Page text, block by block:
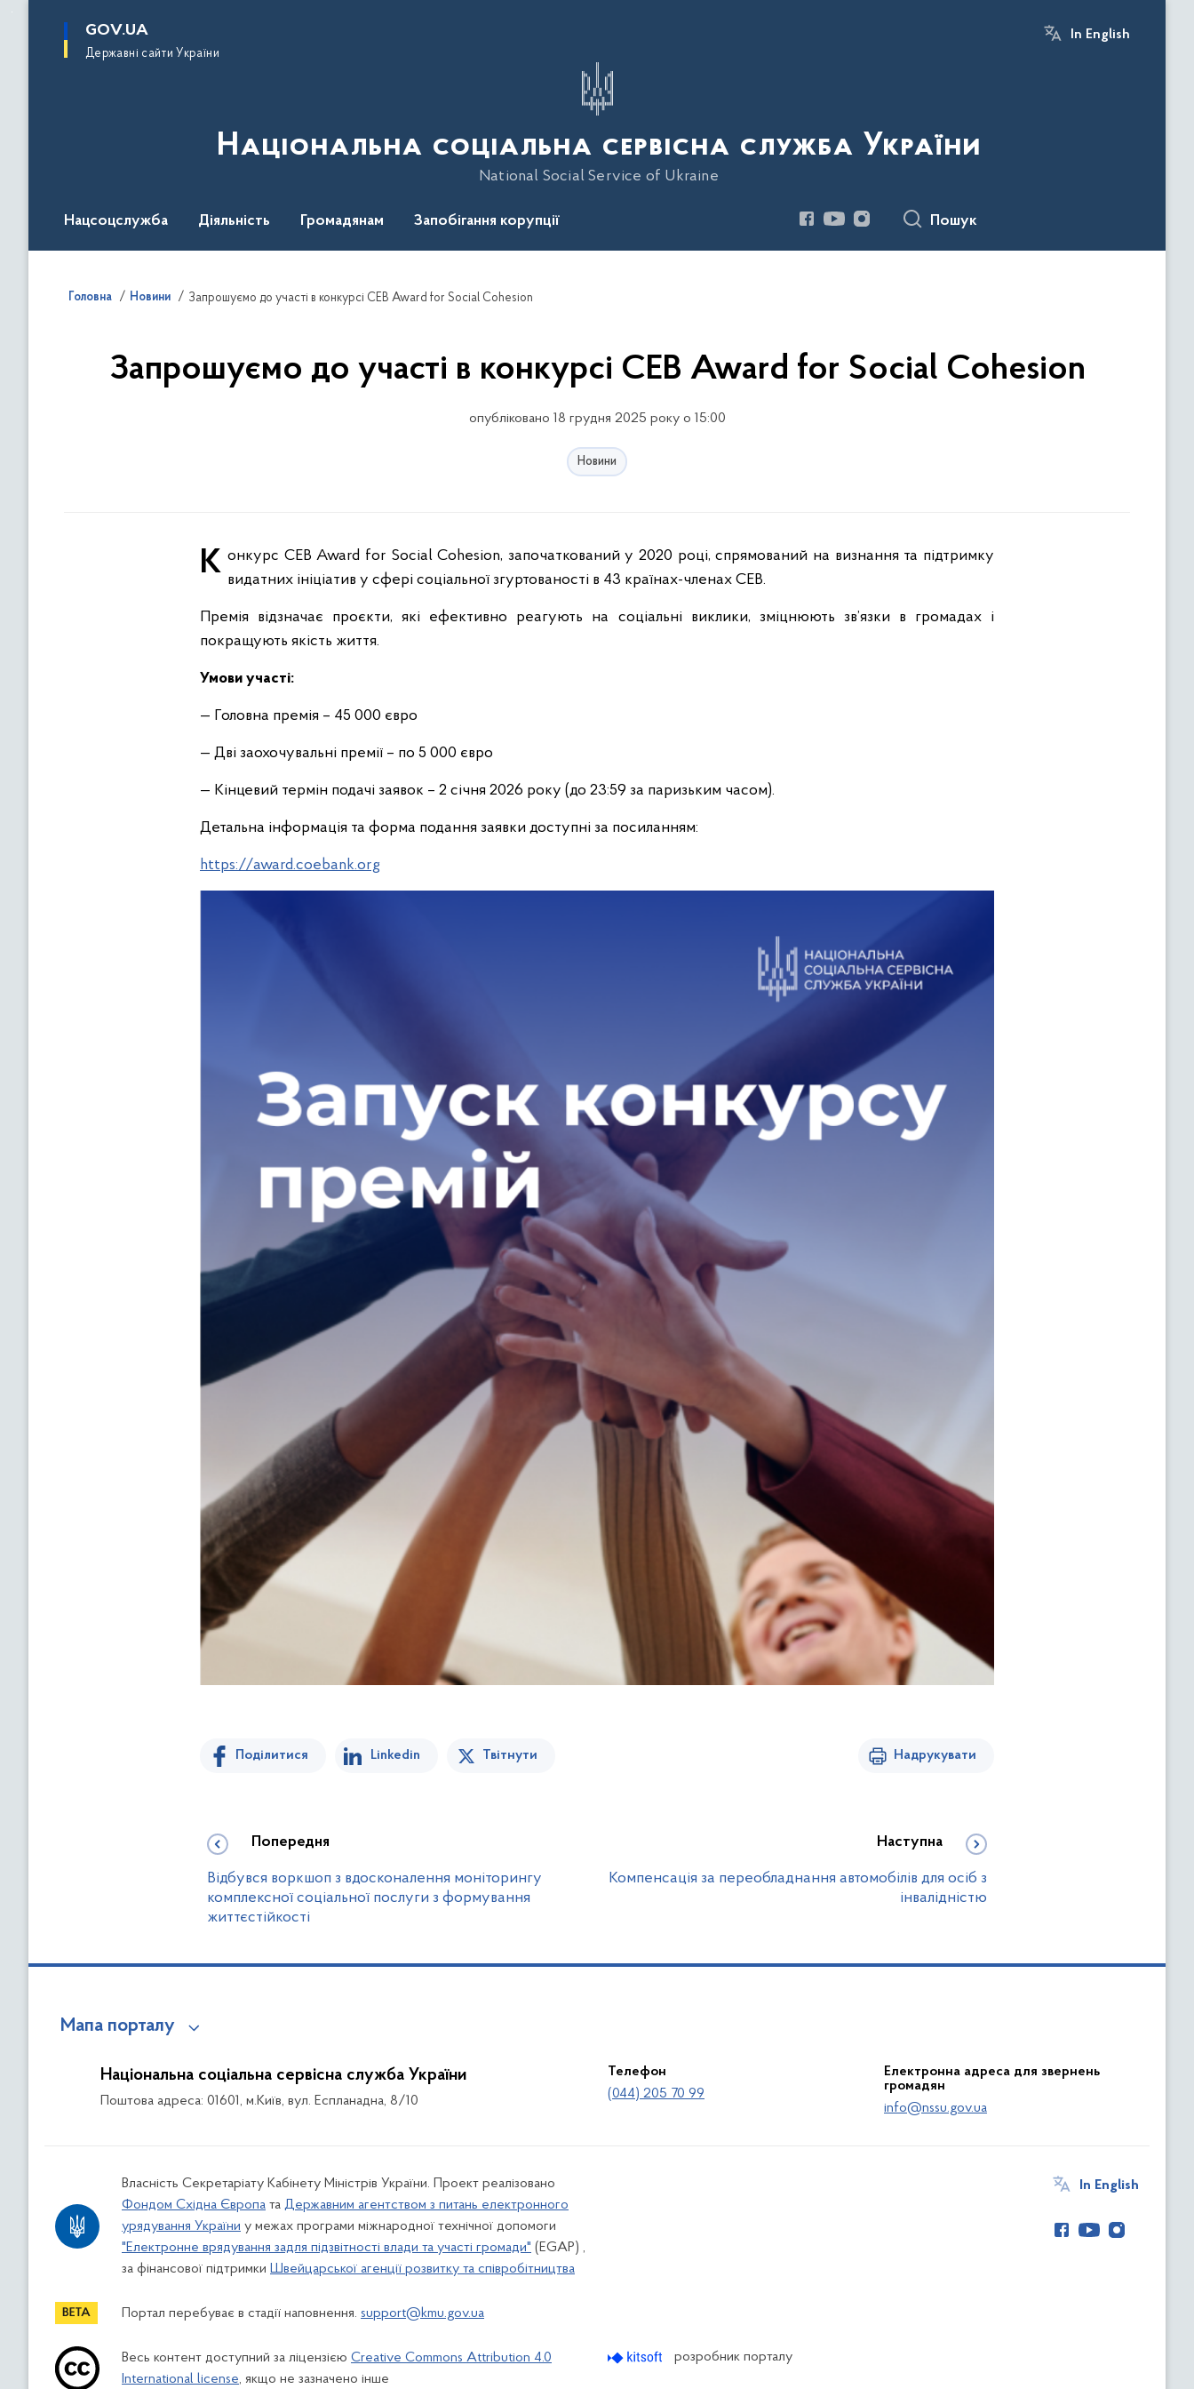
основного
GOV.UA
Державні сайти України
In English
Національна соціальна сервісна служба України
National Social Service of Ukraine
Нацсоцслужба Діяльність Громадянам Запобігання корупції Пошук
Головна Новини Запрошуємо до участі в конкурсі CEB Award for Social Cohesion
Запрошуємо до участі в конкурсі CEB Award for Social Cohesion
опубліковано 18 грудня 2025 року о 15:00
Новини
Конкурс CEB Award for Social Cohesion, започаткований у 2020 році, спрямований на визнання та підтримку видатних ініціатив у сфері соціальної згуртованості в 43 країнах-членах CEB.
Премія відзначає проєкти, які ефективно реагують на соціальні виклики, зміцнюють зв’язки в громадах і
покращують якість життя.
Умови участі:
— Головна премія – 45 000 євро
— Дві заохочувальні премії – по 5 000 євро
— Кінцевий термін подачі заявок – 2 січня 2026 року (до 23:59 за паризьким часом).
Детальна інформація та форма подання заявки доступні за посиланням:
https://award.coebank.org
Поділитися Linkedin Твітнути Надрукувати
Попередня
Відбувся воркшоп з вдосконалення моніторингу
комплексної соціальної послуги з формування
життєстійкості
Наступна
Компенсація за переобладнання автомобілів для осіб з
інвалідністю
Мапа порталу
Національна соціальна сервісна служба України
Поштова адреса: 01601, м.Київ, вул. Еспланадна, 8/10
Телефон
(044) 205 70 99
Електронна адреса для звернень
громадян
info@nssu.gov.ua
Власність Секретаріату Кабінету Міністрів України. Проект реалізовано
Фондом Східна Європа та Державним агентством з питань електронного
урядування України у межах програми міжнародної технічної допомоги
"Електронне врядування задля підзвітності влади та участі громади" (EGAP) ,
за фінансової підтримки Швейцарської агенції розвитку та співробітництва
Портал перебуває в стадії наповнення. support@kmu.gov.ua
In English
Весь контент доступний за ліцензією Creative Commons Attribution 4.0
International license, якщо не зазначено інше
розробник порталу